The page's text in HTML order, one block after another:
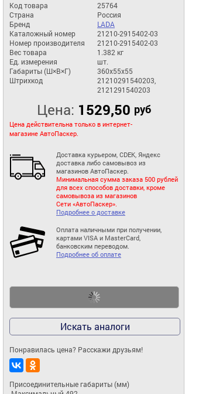
Код товара
25764
Страна
Россия
Бренд
LADA
Каталожный номер
21210-2915402-03
Номер производителя
21210-2915402-03
Вес товара
1.382 кг
Ед. измерения
шт.
Габариты (Ш×В×Г)
360x55x55
Штрихкод
21210291540203,
2121291540203
Цена: 1529,50 руб
Цена действительна только в интернет-
магазине АвтоПаскер.
Доставка курьером, CDEK, Яндекс
доставка либо самовывоз из
магазинов АвтоПаскер.
Минимальная сумма заказа 500 рублей
для всех способов доставки, кроме
самовывоза из магазинов
Сети «АвтоПаскер».
Подробнее о доставке
Оплата наличными при получении,
картами VISA и MasterCard,
банковским переводом.
Подробнее об оплате
Искать аналоги
Понравилась цена? Расскажи друзьям!
Присоединительные габариты (мм)